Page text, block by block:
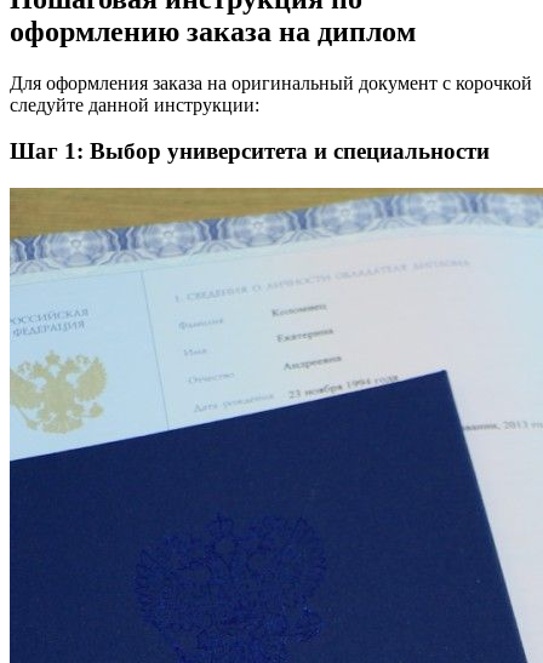
оформлению заказа на диплом
Для оформления заказа на оригинальный документ с корочкой
следуйте данной инструкции:
Шаг 1: Выбор университета и специальности